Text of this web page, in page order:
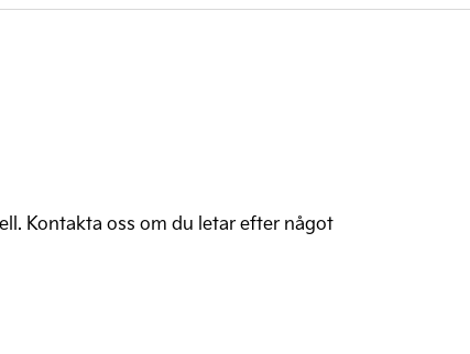
Kontakta oss om du letar efter något